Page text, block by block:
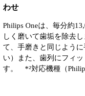
わせ
Philips Oneは、毎分約
しく磨いて歯垢を除去
て、手磨きと同じよう
い）また、歯列にフィ
す。 *²対応機種（